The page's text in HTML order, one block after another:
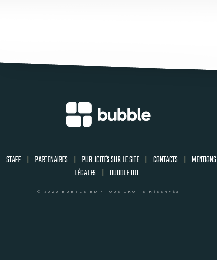
STAFF | PARTENAIRES | PUBLICITÉS SUR LE SITE | CONTACTS | MENTIONS
LÉGALES | BUBBLE BD
© 2026 BUBBLE BD - TOUS DROITS RÉSERVÉS